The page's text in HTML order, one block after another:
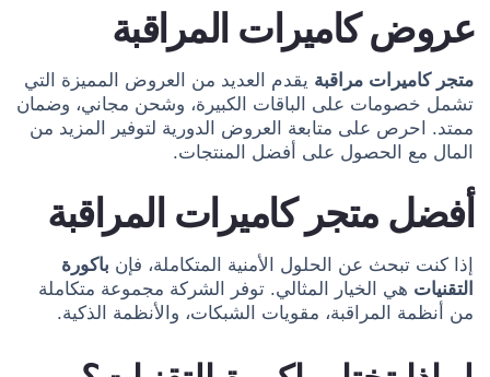
عروض كاميرات المراقبة
متجر كاميرات مراقبة يقدم العديد من العروض المميزة التي
تشمل خصومات على الباقات الكبيرة، وشحن مجاني، وضمان
ممتد. احرص على متابعة العروض الدورية لتوفير المزيد من
المال مع الحصول على أفضل المنتجات.
أفضل متجر كاميرات المراقبة
إذا كنت تبحث عن الحلول الأمنية المتكاملة، فإن باكورة
التقنيات هي الخيار المثالي. توفر الشركة مجموعة متكاملة
من أنظمة المراقبة، مقويات الشبكات، والأنظمة الذكية.